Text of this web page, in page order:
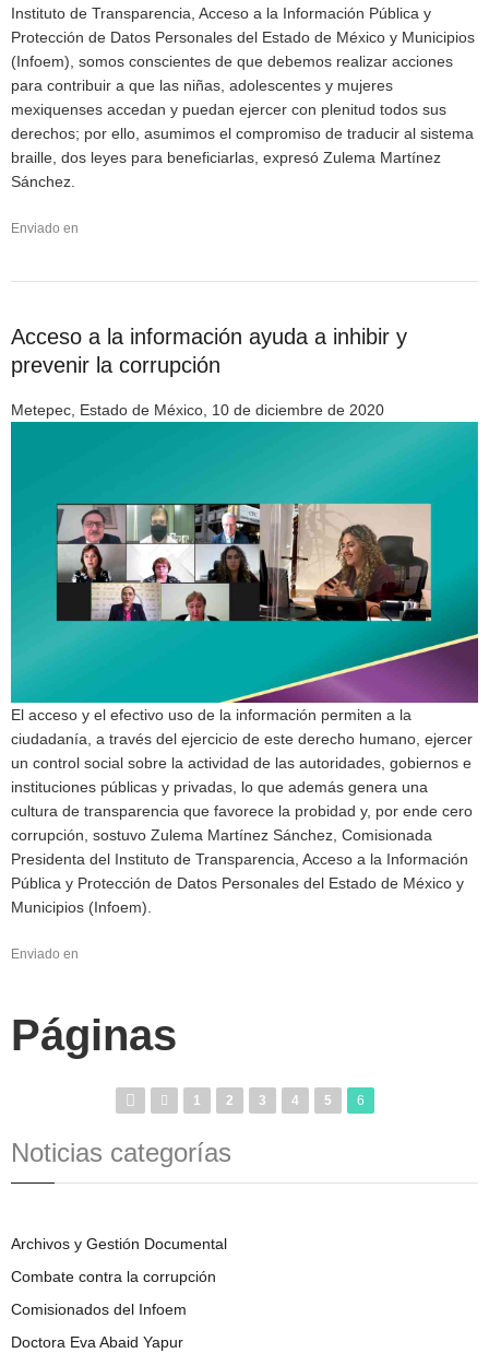
Instituto de Transparencia, Acceso a la Información Pública y
Protección de Datos Personales del Estado de México y Municipios
(Infoem), somos conscientes de que debemos realizar acciones
para contribuir a que las niñas, adolescentes y mujeres
mexiquenses accedan y puedan ejercer con plenitud todos sus
derechos; por ello, asumimos el compromiso de traducir al sistema
braille, dos leyes para beneficiarlas, expresó Zulema Martínez
Sánchez.
Enviado en
Acceso a la información ayuda a inhibir y
prevenir la corrupción
Metepec, Estado de México, 10 de diciembre de 2020
El acceso y el efectivo uso de la información permiten a la
ciudadanía, a través del ejercicio de este derecho humano, ejercer
un control social sobre la actividad de las autoridades, gobiernos e
instituciones públicas y privadas, lo que además genera una
cultura de transparencia que favorece la probidad y, por ende cero
corrupción, sostuvo Zulema Martínez Sánchez, Comisionada
Presidenta del Instituto de Transparencia, Acceso a la Información
Pública y Protección de Datos Personales del Estado de México y
Municipios (Infoem).
Enviado en
Páginas
1 2 3 4 5 6
Noticias categorías
Archivos y Gestión Documental
Combate contra la corrupción
Comisionados del Infoem
Doctora Eva Abaid Yapur